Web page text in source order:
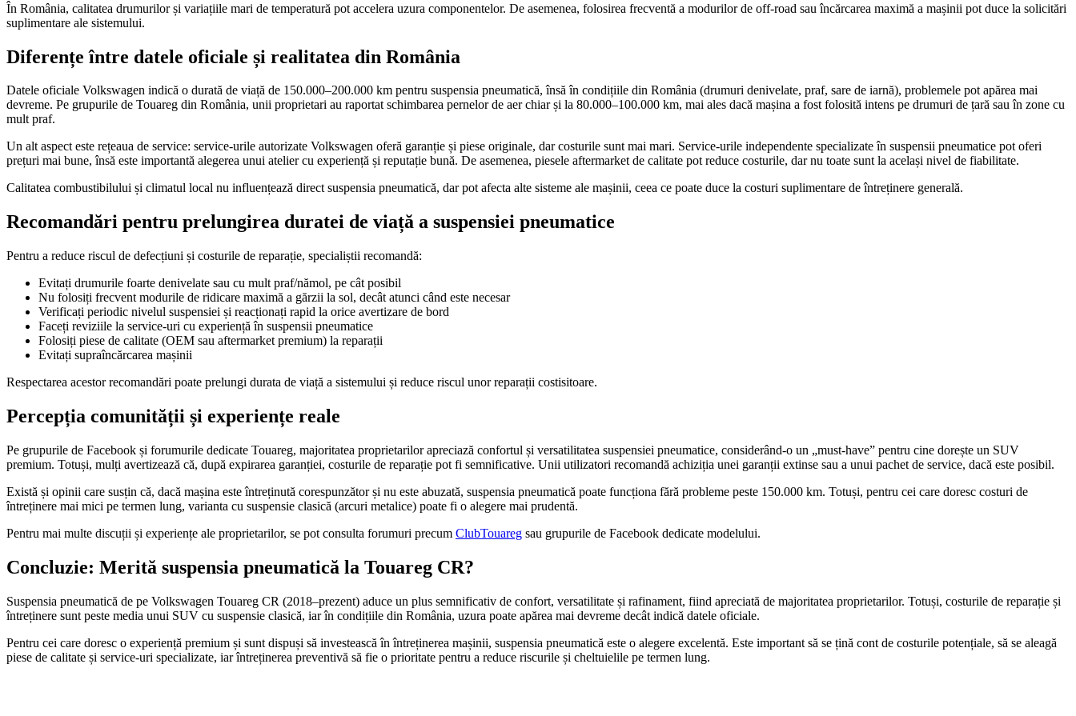
În România, calitatea drumurilor și variațiile mari de temperatură pot accelera uzura componentelor. De asemenea, folosirea frecventă a modurilor de off-road sau încărcarea maximă a mașinii pot duce la solicitări
suplimentare ale sistemului.
Diferențe între datele oficiale și realitatea din România
Datele oficiale Volkswagen indică o durată de viață de 150.000–200.000 km pentru suspensia pneumatică, însă în condițiile din România (drumuri denivelate, praf, sare de iarnă), problemele pot apărea mai
devreme. Pe grupurile de Touareg din România, unii proprietari au raportat schimbarea pernelor de aer chiar și la 80.000–100.000 km, mai ales dacă mașina a fost folosită intens pe drumuri de țară sau în zone cu
mult praf.
Un alt aspect este rețeaua de service: service-urile autorizate Volkswagen oferă garanție și piese originale, dar costurile sunt mai mari. Service-urile independente specializate în suspensii pneumatice pot oferi
prețuri mai bune, însă este importantă alegerea unui atelier cu experiență și reputație bună. De asemenea, piesele aftermarket de calitate pot reduce costurile, dar nu toate sunt la același nivel de fiabilitate.
Calitatea combustibilului și climatul local nu influențează direct suspensia pneumatică, dar pot afecta alte sisteme ale mașinii, ceea ce poate duce la costuri suplimentare de întreținere generală.
Recomandări pentru prelungirea duratei de viață a suspensiei pneumatice
Pentru a reduce riscul de defecțiuni și costurile de reparație, specialiștii recomandă:
Evitați drumurile foarte denivelate sau cu mult praf/nămol, pe cât posibil
Nu folosiți frecvent modurile de ridicare maximă a gărzii la sol, decât atunci când este necesar
Verificați periodic nivelul suspensiei și reacționați rapid la orice avertizare de bord
Faceți reviziile la service-uri cu experiență în suspensii pneumatice
Folosiți piese de calitate (OEM sau aftermarket premium) la reparații
Evitați supraîncărcarea mașinii
Respectarea acestor recomandări poate prelungi durata de viață a sistemului și reduce riscul unor reparații costisitoare.
Percepția comunității și experiențe reale
Pe grupurile de Facebook și forumurile dedicate Touareg, majoritatea proprietarilor apreciază confortul și versatilitatea suspensiei pneumatice, considerând-o un „must-have” pentru cine dorește un SUV
premium. Totuși, mulți avertizează că, după expirarea garanției, costurile de reparație pot fi semnificative. Unii utilizatori recomandă achiziția unei garanții extinse sau a unui pachet de service, dacă este posibil.
Există și opinii care susțin că, dacă mașina este întreținută corespunzător și nu este abuzată, suspensia pneumatică poate funcționa fără probleme peste 150.000 km. Totuși, pentru cei care doresc costuri de
întreținere mai mici pe termen lung, varianta cu suspensie clasică (arcuri metalice) poate fi o alegere mai prudentă.
Pentru mai multe discuții și experiențe ale proprietarilor, se pot consulta forumuri precum ClubTouareg sau grupurile de Facebook dedicate modelului.
Concluzie: Merită suspensia pneumatică la Touareg CR?
Suspensia pneumatică de pe Volkswagen Touareg CR (2018–prezent) aduce un plus semnificativ de confort, versatilitate și rafinament, fiind apreciată de majoritatea proprietarilor. Totuși, costurile de reparație și
întreținere sunt peste media unui SUV cu suspensie clasică, iar în condițiile din România, uzura poate apărea mai devreme decât indică datele oficiale.
Pentru cei care doresc o experiență premium și sunt dispuși să investească în întreținerea mașinii, suspensia pneumatică este o alegere excelentă. Este important să se țină cont de costurile potențiale, să se aleagă
piese de calitate și service-uri specializate, iar întreținerea preventivă să fie o prioritate pentru a reduce riscurile și cheltuielile pe termen lung.